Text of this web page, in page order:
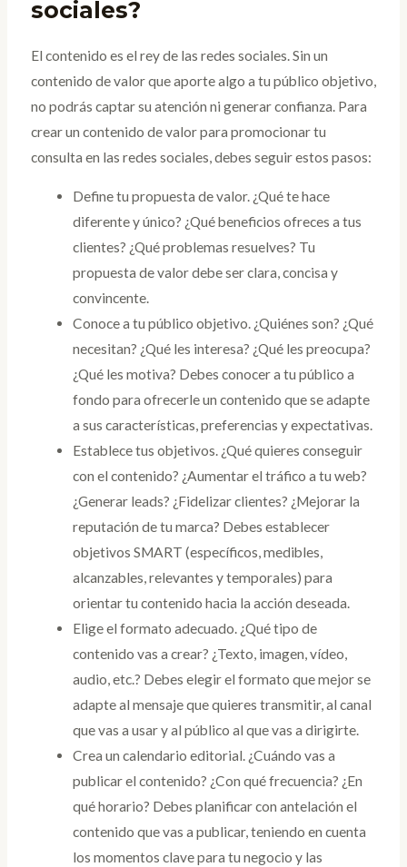
sociales?
El contenido es el rey de las redes sociales. Sin un
contenido de valor que aporte algo a tu público objetivo,
no podrás captar su atención ni generar confianza. Para
crear un contenido de valor para promocionar tu
consulta en las redes sociales, debes seguir estos pasos:
Define tu propuesta de valor. ¿Qué te hace
diferente y único? ¿Qué beneficios ofreces a tus
clientes? ¿Qué problemas resuelves? Tu
propuesta de valor debe ser clara, concisa y
convincente.
Conoce a tu público objetivo. ¿Quiénes son? ¿Qué
necesitan? ¿Qué les interesa? ¿Qué les preocupa?
¿Qué les motiva? Debes conocer a tu público a
fondo para ofrecerle un contenido que se adapte
a sus características, preferencias y expectativas.
Establece tus objetivos. ¿Qué quieres conseguir
con el contenido? ¿Aumentar el tráfico a tu web?
¿Generar leads? ¿Fidelizar clientes? ¿Mejorar la
reputación de tu marca? Debes establecer
objetivos SMART (específicos, medibles,
alcanzables, relevantes y temporales) para
orientar tu contenido hacia la acción deseada.
Elige el formato adecuado. ¿Qué tipo de
contenido vas a crear? ¿Texto, imagen, vídeo,
audio, etc.? Debes elegir el formato que mejor se
adapte al mensaje que quieres transmitir, al canal
que vas a usar y al público al que vas a dirigirte.
Crea un calendario editorial. ¿Cuándo vas a
publicar el contenido? ¿Con qué frecuencia? ¿En
qué horario? Debes planificar con antelación el
contenido que vas a publicar, teniendo en cuenta
los momentos clave para tu negocio y las